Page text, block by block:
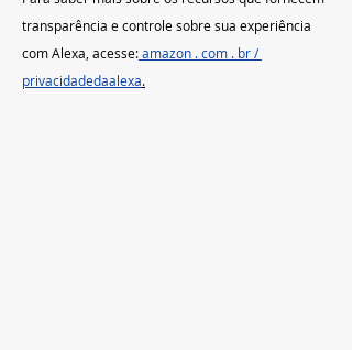
transparência e controle sobre sua experiência
com Alexa, acesse: amazon . com . br /
privacidadedaalexa.